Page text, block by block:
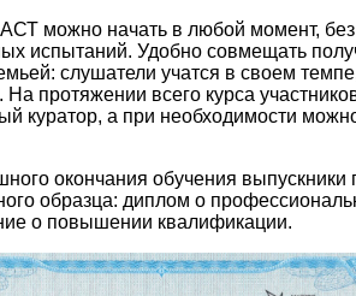
можно начать в любой момент,
испытаний. Удобно совмещать
слушатели учатся в своем
На протяжении всего курса
куратор, а при необходимости
окончания обучения выпускники
образца: диплом о
о повышении квалификации.